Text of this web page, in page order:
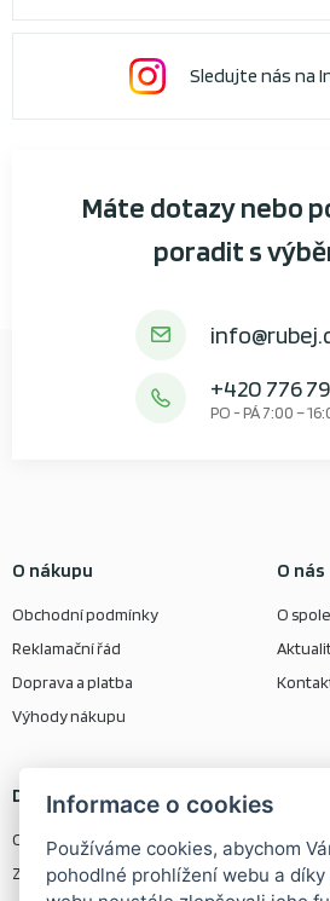
Máte dotazy nebo
poradit s
+420 776
PO - PÁ 7:00 –
Sledujte nás na
O nákupu
Obchodní podmínky
Reklamační řád
Doprava a platba
Výhody nákupu
O nás
O
Další odkazy
Ochrana osobních údajů
Zásady používání cookie
Rolizo
Osobní
Informace o cookies
Používáme cookies, abychom
pohodlné prohlížení webu a